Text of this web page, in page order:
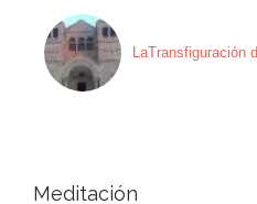
LaTransfiguración
Meditación